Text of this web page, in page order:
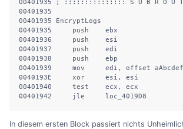
00401935 ; ::::::::::::::: S U B R O
00401935
00401935 EncryptLogs
00401935     push    ebx
00401936     push    esi
00401937     push    edi
00401938     push    ebp
00401939     mov     edi, offset
0040193E     xor     esi, esi
00401940     test    ecx, ecx
00401942     jle     loc_4019D8
In diesem ersten Block passiert nichts